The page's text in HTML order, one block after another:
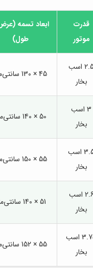
قدرت
موتور
ابعاد تسمه
طول)
2.5 اسب
بخار
45 × 130 سانتی‌متر
3 اسب
بخار
50 × 140 سانتی‌متر
3.5 اسب
بخار
55 × 150 سانتی‌متر
2.6 اسب
بخار
51 × 140 سانتی‌متر
3.75 اسب
بخار
55 × 152 سانتی‌متر